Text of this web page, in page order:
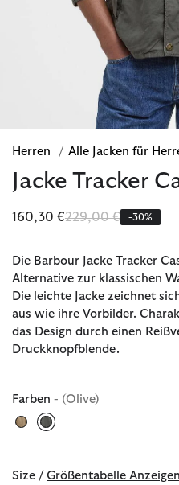
Herren / Alle Jacken für
Jacke Tracker
160,30 €Reduziert von
229,00 €bis-30%
Die Barbour Jacke Tracker
Alternative zur klassischen
Die leichte Jacke zeichnet
aus wie ihre Vorbilder.
das Design durch einen
Druckknopfblende.
Farben - (Olive)
Size / Größentabelle Anzeigen